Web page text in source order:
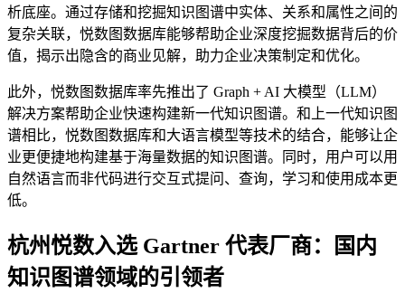
析底座。通过存储和挖掘知识图谱中实体、关系和属性之间的
复杂关联，悦数图数据库能够帮助企业深度挖掘数据背后的价
值，揭示出隐含的商业见解，助力企业决策制定和优化。
此外，悦数图数据库率先推出了 Graph + AI 大模型（LLM）
解决方案帮助企业快速构建新一代知识图谱。和上一代知识图
谱相比，悦数图数据库和大语言模型等技术的结合，能够让企
业更便捷地构建基于海量数据的知识图谱。同时，用户可以用
自然语言而非代码进行交互式提问、查询，学习和使用成本更
低。
杭州悦数入选 Gartner 代表厂商：国内
知识图谱领域的引领者